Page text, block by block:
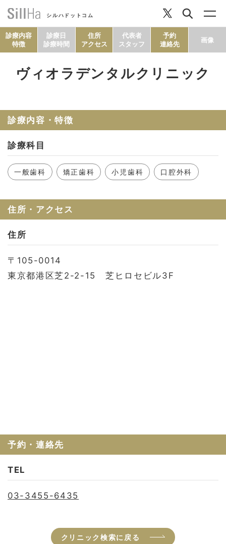
シルハドットコム
セルフチェック
診療内容
特徴
診療日
診療時間
住所
アクセス
代表者
スタッフ
予約
連絡先
画像
ヴィオラデンタルクリニック
診療内容・特徴
診療科目
一般歯科 矯正歯科 小児歯科 口腔外科
住所・アクセス
住所
〒105-0014
東京都港区芝2-2-15 芝ヒロセビル3F
予約・連絡先
TEL
03-3455-6435
クリニック検索に戻る